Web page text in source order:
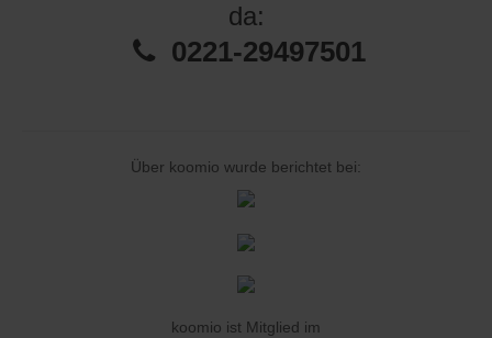
da:
0221-29497501
Über koomio wurde berichtet bei:
koomio ist Mitglied im